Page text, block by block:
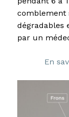
comblement
dégradables
par un
En